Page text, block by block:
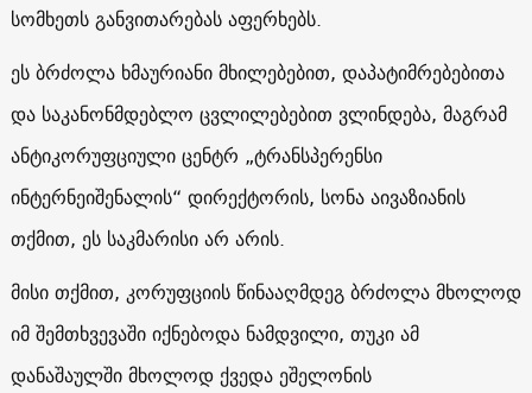
სომხეთს განვითარებას აფერხებს.
ეს ბრძოლა ხმაურიანი მხილებებით, დაპატიმრებებითა
და საკანონმდებლო ცვლილებებით ვლინდება, მაგრამ
ანტიკორუფციული ცენტრ „ტრანსპერენსი
ინტერნეიშენალის“ დირექტორის, სონა აივაზიანის
თქმით, ეს საკმარისი არ არის.
მისი თქმით, კორუფციის წინააღმდეგ ბრძოლა მხოლოდ
იმ შემთხვევაში იქნებოდა ნამდვილი, თუკი ამ
დანაშაულში მხოლოდ ქვედა ეშელონის